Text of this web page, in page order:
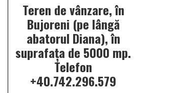
Teren de vânzare, în
Bujoreni (pe lângă
abatorul Diana), în
suprafața de 5000 mp.
Telefon
+40.742.296.579